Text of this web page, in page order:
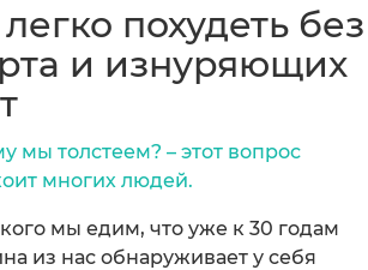
похудеть без
и изнуряющих
мы толстеем? – этот вопрос
многих людей.
мы едим, что уже к 30 годам
из нас обнаруживает у себя